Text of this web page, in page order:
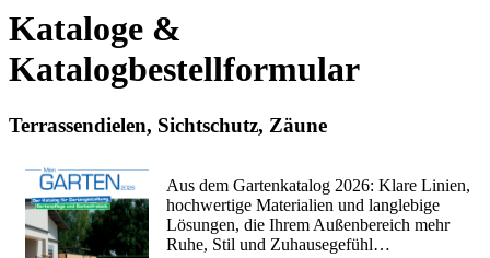
Kataloge &
Katalogbestellformular
Terrassendielen, Sichtschutz, Zäune
Aus dem Gartenkatalog 2026: Klare Linien,
hochwertige Materialien und langlebige
Lösungen, die Ihrem Außenbereich mehr
Ruhe, Stil und Zuhausegefühl…